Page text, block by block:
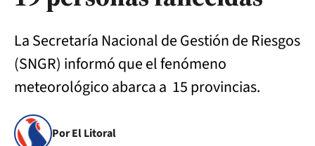
La Secretaría Nacional de Gestión de Riesgos
(SNGR) informó que el fenómeno
meteorológico abarca a 15 provincias.
Por El Litoral